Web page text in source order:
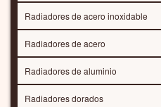
Radiadores de acero inoxidable
Radiadores de acero
Radiadores de aluminio
Radiadores dorados